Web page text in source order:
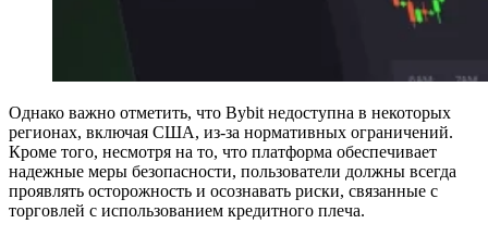
Однако важно отметить, что Bybit недоступна в некоторых
регионах, включая США, из-за нормативных ограничений.
Кроме того, несмотря на то, что платформа обеспечивает
надежные меры безопасности, пользователи должны всегда
проявлять осторожность и осознавать риски, связанные с
торговлей с использованием кредитного плеча.